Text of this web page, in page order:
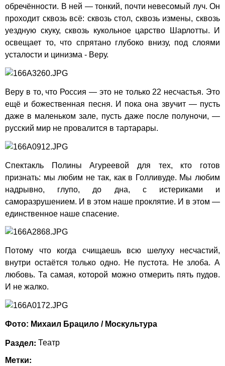
обречённости. В ней — тонкий, почти невесомый луч. Он
проходит сквозь всё: сквозь стол, сквозь измены, сквозь
уездную скуку, сквозь кукольное царство Шарлотты. И
освещает то, что спрятано глубоко внизу, под слоями
усталости и цинизма - Веру.
Веру в то, что Россия — это не только 22 несчастья. Это
ещё и божественная песня. И пока она звучит — пусть
даже в маленьком зале, пусть даже после полуночи, —
русский мир не провалится в тартарары.
Спектакль Полины Агуреевой для тех, кто готов
признать: мы любим не так, как в Голливуде. Мы любим
надрывно, глупо, до дна, с истериками и
саморазрушением. И в этом наше проклятие. И в этом —
единственное наше спасение.
Потому что когда счищаешь всю шелуху несчастий,
внутри остаётся только одно. Не пустота. Не злоба. А
любовь. Та самая, которой можно отмерить пять пудов.
И не жалко.
Фото: Михаил Брацило / Москультура
Раздел: Театр
Метки: